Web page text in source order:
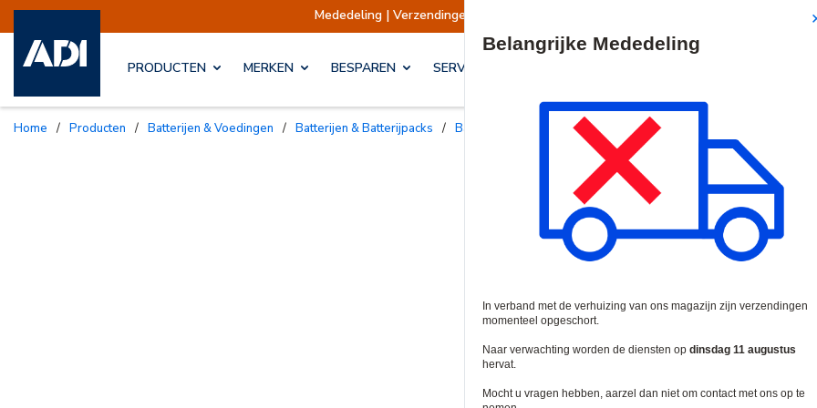
Mededeling | Verzendingen opgeschort Verzendingen worden op dinsdag 11
PRODUCTEN MERKEN BESPAREN SERVICES & OPLOSSINGEN
Home / Producten / Batterijen & Voedingen / Batterijen & Batterijpacks / Batterijen en Accu's